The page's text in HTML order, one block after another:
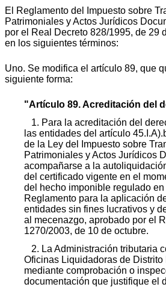
El Reglamento del Impuesto sobre
Patrimoniales y Actos Jurídicos
por el Real Decreto 828/1995, de 29
en los siguientes términos:
Uno. Se modifica el artículo 89, que
siguiente forma:
"Artículo 89. Acreditación del
1. Para la acreditación del
las entidades del artículo
de la Ley del Impuesto sobre
Patrimoniales y Actos Jurídicos
acompañarse a la
del certificado vigente en el
del hecho imponible regulado en
Reglamento para la aplicación
entidades sin fines lucrativos y
al mecenazgo, aprobado por el
1270/2003, de 10 de octubre.
2. La Administración tributaria
Oficinas Liquidadoras de
mediante comprobación o
documentación que justifique el